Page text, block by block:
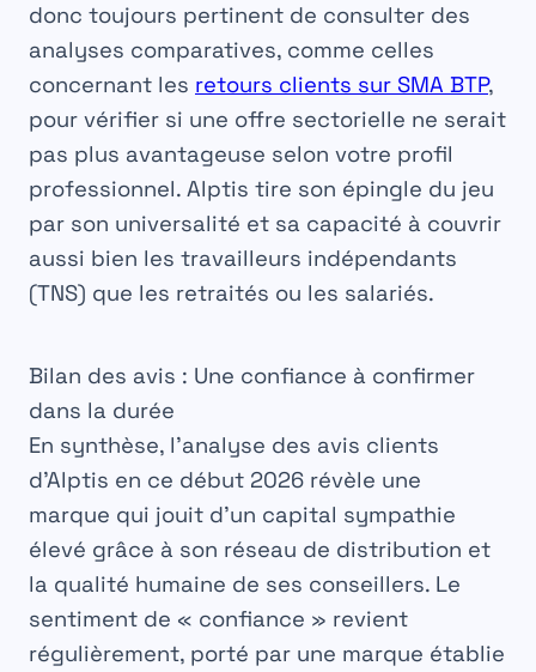
donc toujours pertinent de consulter des
analyses comparatives, comme celles
concernant les retours clients sur SMA BTP,
pour vérifier si une offre sectorielle ne serait
pas plus avantageuse selon votre profil
professionnel. Alptis tire son épingle du jeu
par son universalité et sa capacité à couvrir
aussi bien les travailleurs indépendants
(TNS) que les retraités ou les salariés.
Bilan des avis : Une confiance à confirmer
dans la durée
En synthèse, l’analyse des avis clients
d’Alptis en ce début 2026 révèle une
marque qui jouit d’un capital sympathie
élevé grâce à son réseau de distribution et
la qualité humaine de ses conseillers. Le
sentiment de « confiance » revient
régulièrement, porté par une marque établie